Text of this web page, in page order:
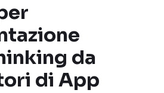
da
di App